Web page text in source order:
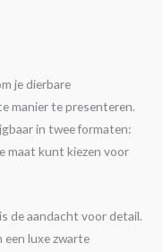
je dierbare
manier te presenteren.
in twee formaten:
maat kunt kiezen voor
de aandacht voor detail.
een luxe zwarte